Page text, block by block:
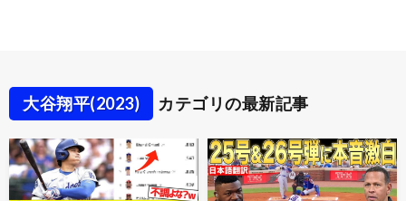
大谷翔平(2023) カテゴリの最新記事